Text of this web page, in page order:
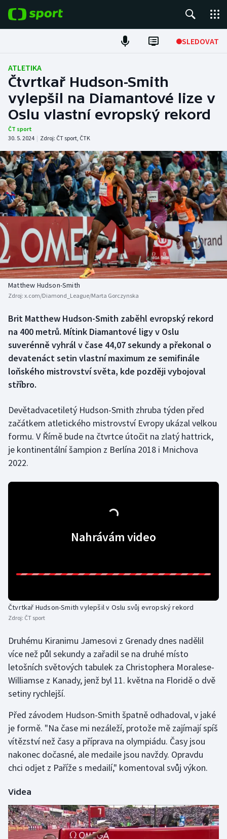
SLEDOVAT
Fotbal
Hokej
Tenis
Atletika
Cyklistika
DALŠÍ SPORTY
Americký fotbal
Baseball a softbal
Basketbal
Biatlon
Box
Curling
Dostihy
Florbal
Golf
Krasobruslení
Lezení
Moderní pětiboj
Olympijské hry
Parasport
Plavání
Plážový volejbal
Ragby
Rychlobruslení
NEPŘEHLÉDNĚTE
Soutěže
Historické návraty
Aplikace ČT sport
ATLETIKA
Čtvrtkař Hudson-Smith
vylepšil na Diamantové lize v
Oslu vlastní evropský rekord
ČT sport
30. 5. 2024 | Zdroj: ČT sport, ČTK
Matthew Hudson-Smith
Zdroj: x.com/Diamond_League/Marta Gorczynska
Brit Matthew Hudson-Smith zaběhl evropský rekord
na 400 metrů. Mítink Diamantové ligy v Oslu
suverénně vyhrál v čase 44,07 sekundy a překonal o
devatenáct setin vlastní maximum ze semifinále
loňského mistrovství světa, kde později vybojoval
stříbro.
Devětadvacetiletý Hudson-Smith zhruba týden před
začátkem atletického mistrovství Evropy ukázal velkou
formu. V Římě bude na čtvrtce útočit na zlatý hattrick,
je kontinentální šampion z Berlína 2018 i Mnichova
2022.
Nahrávám video
Čtvrtkař Hudson-Smith vylepšil v Oslu svůj evropský rekord
Zdroj: ČT sport
Druhému Kiranimu Jamesovi z Grenady dnes nadělil
více než půl sekundy a zařadil se na druhé místo
letošních světových tabulek za Christophera Moralese-
Williamse z Kanady, jenž byl 11. května na Floridě o dvě
setiny rychlejší.
Před závodem Hudson-Smith špatně odhadoval, v jaké
je formě. "Na čase mi nezáleží, protože mě zajímají spíš
vítězství než časy a příprava na olympiádu. Časy jsou
nakonec dočasné, ale medaile jsou navždy. Opravdu
chci odjet z Paříže s medailí," komentoval svůj výkon.
Videa